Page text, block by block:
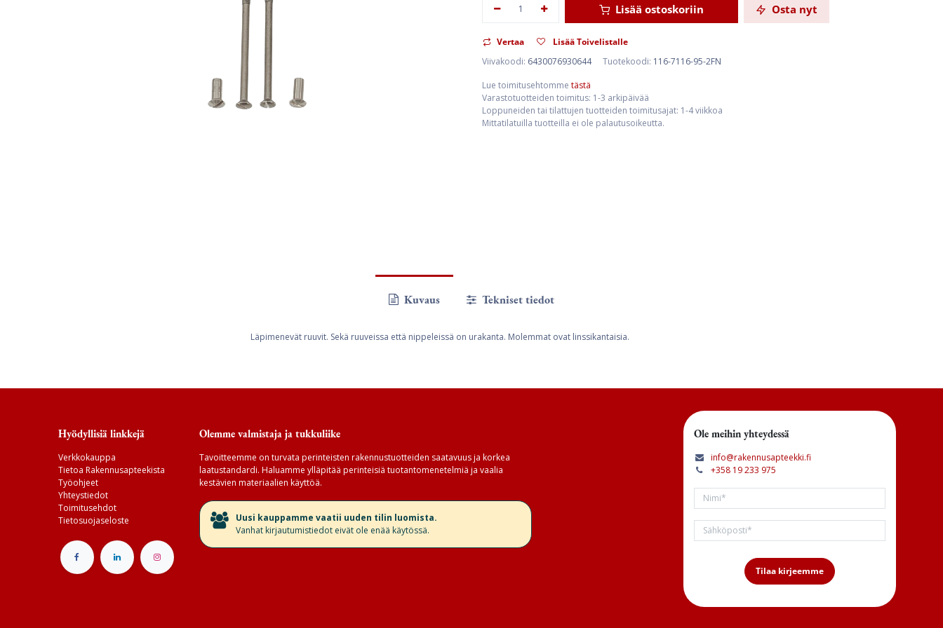
Lisää ostoskoriin Osta nyt
Vertaa
Lisää Toivelistalle
Viivakoodi: 6430076930644 Tuotekoodi: 116-7116-95-2FN
Lue toimitusehtomme tästä
Varastotuotteiden toimitus: 1-3 arkipäivää
Loppuneiden tai tilattujen tuotteiden toimitusajat: 1-4 viikkoa
Mittatilatuilla tuotteilla ei ole palautusoikeutta.
Kuvaus Tekniset tiedot
Läpimenevät ruuvit. Sekä ruuveissa että nippeleissä on urakanta. Molemmat ovat linssikantaisia.
Hyödyllisiä linkkejä
Verkkokauppa
Tietoa Rakennusapteekista
Työohjeet
Yhteystiedot
Toimitusehdot
Tietosuojaseloste
Olemme valmistaja ja tukkuliike
Tavoitteemme on turvata perinteisten rakennustuotteiden saatavuus ja korkea
laatustandardi. Haluamme ylläpitää perinteisiä tuotantomenetelmiä ja vaalia
kestävien materiaalien käyttöä.
​Uusi kauppamme vaatii uuden tilin luomista.
Vanhat kirjautumistiedot eivät ole enää käytössä.
Ole meihin yhteydessä
info@rakennusapteekki.fi
+358 19 233 975
Tilaa kirjeemme